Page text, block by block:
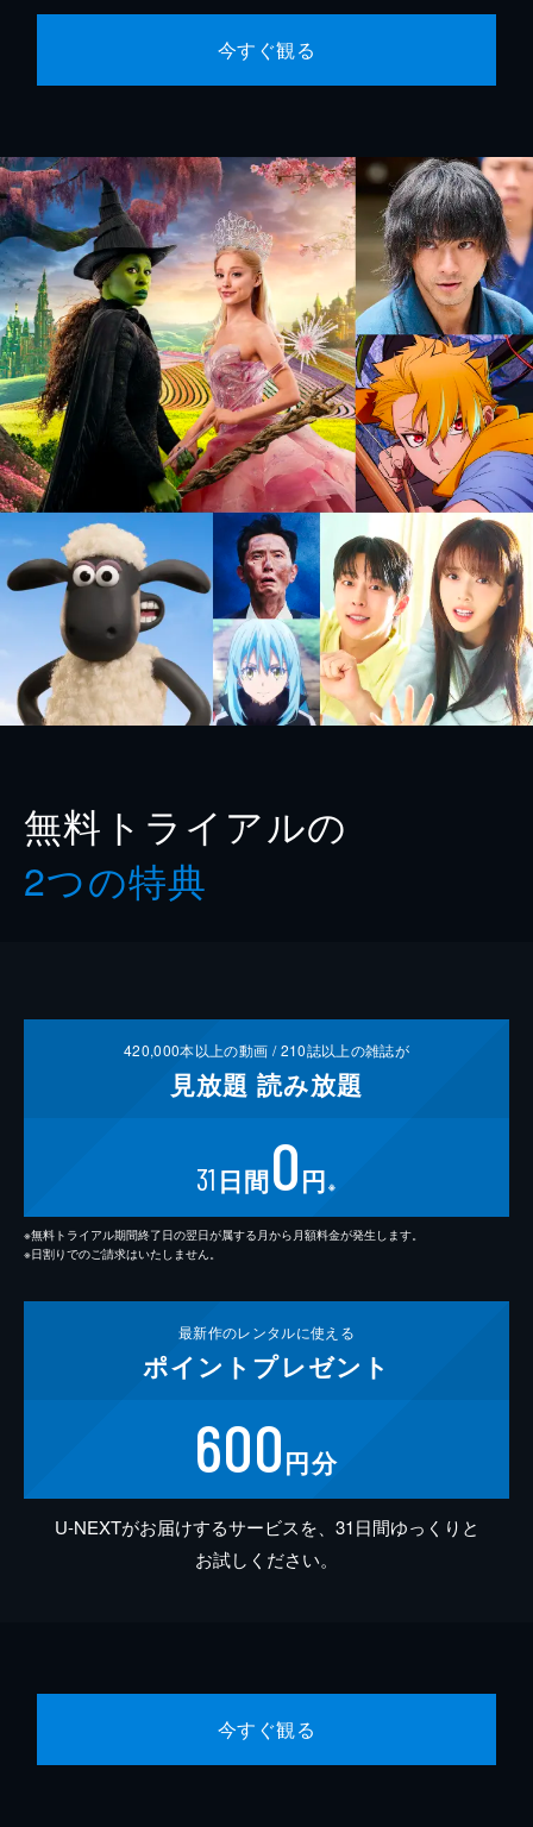
今すぐ観る
無料トライアルの
2つの特典
420,000本以上の動画 /210誌以上の雑誌が
見放題 読み放題
31 日間0円 ※
※無料トライアル期間終了日の翌日が属する月から月額料金が発生します。
※日割りでのご請求はいたしません。
最新作のレンタルに使える
ポイント プレゼント
600円分
U-NEXTがお届けするサービスを、31日間ゆっくりと
お試しください。
今すぐ観る